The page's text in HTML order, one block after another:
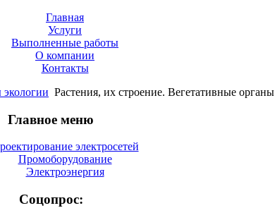
Главная
Услуги
Выполненные работы
О компании
Контакты
Растения, их строение. Вегетативные органы
Главное меню
электросетей
Промоборудование
Электроэнергия
Соцопрос: